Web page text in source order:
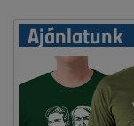
Ajánlatunk